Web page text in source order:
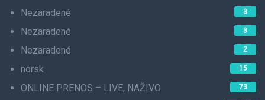
Nezaradené 3
Nezaradené 3
Nezaradené 2
norsk 15
ONLINE PRENOS – LIVE, NAŽIVO 73